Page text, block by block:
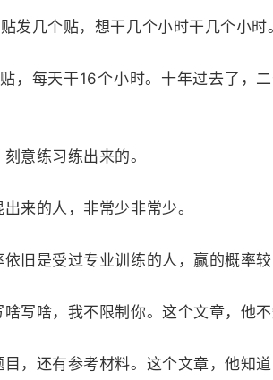
几个贴，想干几个小时干几个小时
每天干16个小时。十年过去了，
意练习练出来的。
的人，非常少非常少。
是受过专业训练的人，赢的概率较
啥，我不限制你。这个文章，他不
还有参考材料。这个文章，他知道